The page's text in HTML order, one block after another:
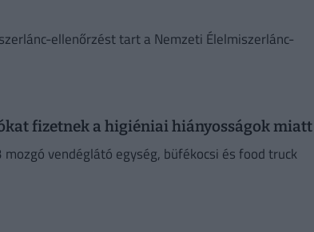
ellenőrzést tart a Nemzeti Élelmiszerlánc-
fizetnek a higiéniai hiányosságok miatt
vendéglátó egység, büfékocsi és food truck